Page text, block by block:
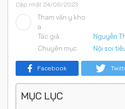
Cập nhật 24/06/2023
Tham vấn y kho
a:
Tác giả:
Nguyễn
Chuyên mục:
Nội soi
Facebook
MỤC LỤC